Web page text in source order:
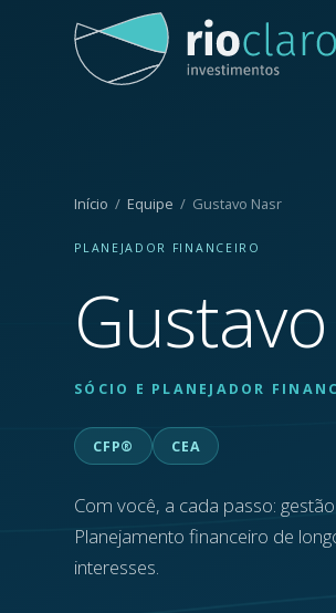
Início / Equipe / Gustavo Nasr
PLANEJADOR FINANCEIRO
Gustavo
SÓCIO E PLANEJADOR
CFP® CEA
Com você, a cada passo:
Planejamento financeiro de
interesses.